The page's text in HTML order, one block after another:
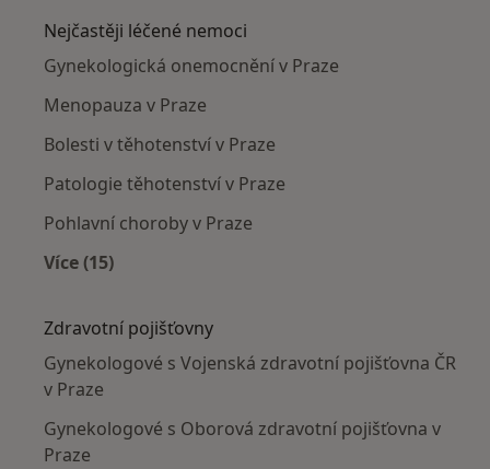
Nejčastěji léčené nemoci
Gynekologická onemocnění v Praze
Menopauza v Praze
Bolesti v těhotenství v Praze
Patologie těhotenství v Praze
Pohlavní choroby v Praze
Více (15)
Zdravotní pojišťovny
Gynekologové s Vojenská zdravotní pojišťovna ČR
v Praze
Gynekologové s Oborová zdravotní pojišťovna v
Praze